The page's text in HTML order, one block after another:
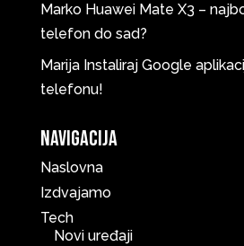
Marko Huawei Mate X3 –
telefon do sad?
Marija Instaliraj Google
telefonu!
Navigacija
Naslovna
Izdvajamo
Tech
Novi uređaji